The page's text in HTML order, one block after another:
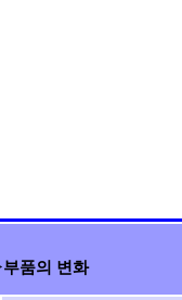
품의 변화